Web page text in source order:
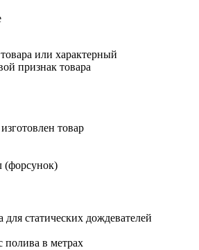
или характерный
признак товара
товар
(форсунок)
для статических дождевателей
в метрах